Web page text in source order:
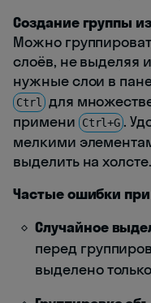
Создание группы
Можно
слоёв, не выделяя
нужные слои в
Ctrl для
примени
Ctrl+G .
мелкими
выделить на холсте.
Частые ошибки при
Случайное
перед
выделено